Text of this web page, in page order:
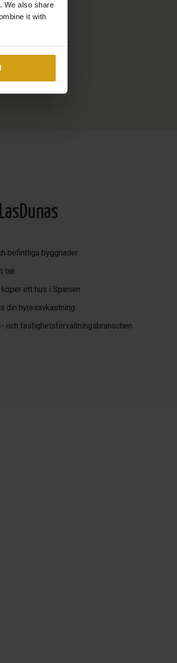
We also share
it with
befintliga byggnader
tak
ett hus i Spanien
din hyresavkastning
och fastighetsförvaltningsbranschen